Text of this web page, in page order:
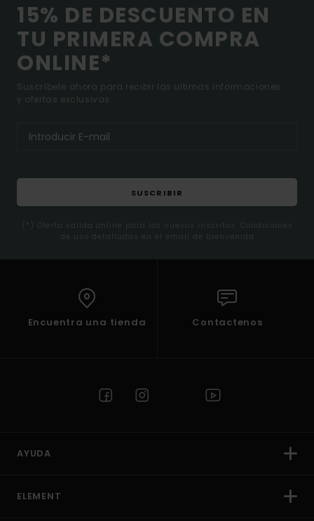
15% DE DESCUENTO EN
TU PRIMERA COMPRA
ONLINE*
Suscríbete ahora para recibir las ultimas informaciones
y ofertas exclusivas.
SUSCRIBIR
(*) Oferta valida online para los nuevos inscritos. Condiciones
de uso detalladas en el email de bienvenida
Encuentra una tienda Contactenos
AYUDA
ELEMENT